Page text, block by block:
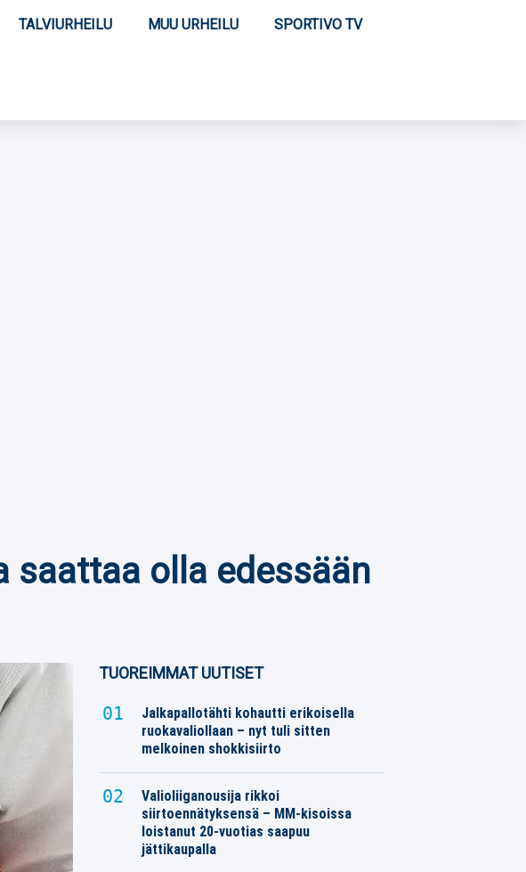
TALVIURHEILU MUU URHEILU SPORTIVO TV
saattaa olla edessään
TUOREIMMAT UUTISET
Jalkapallotähti kohautti erikoisella
ruokavaliollaan – nyt tuli sitten
melkoinen shokkisiirto
Valioliiganousija rikkoi
siirtoennätyksensä – MM-kisoissa
loistanut 20-vuotias saapuu
jättikaupalla